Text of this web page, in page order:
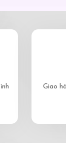
Giao